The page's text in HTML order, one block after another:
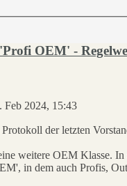
OEM' -
Feb 2024, 15:43
der letzten
weitere OEM Klasse.
in dem auch Profis,